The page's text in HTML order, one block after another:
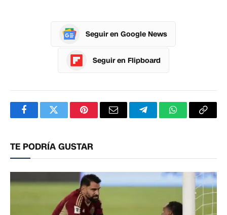
Seguir en Google News
Seguir en Flipboard
FacebookTwitterPinterestCorreoTelegramWhatsApp
TE PODRÍA GUSTAR